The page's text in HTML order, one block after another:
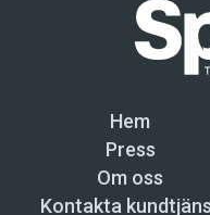
Hem
Press
Om oss
Kontakta